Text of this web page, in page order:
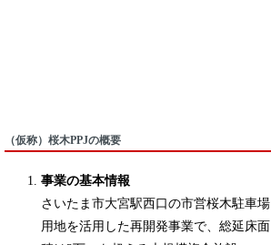
（仮称）桜木PPJの概要
事業の基本情報
さいたま市大宮駅西口の市営桜木駐車場
用地を活用した再開発事業で、総延床面